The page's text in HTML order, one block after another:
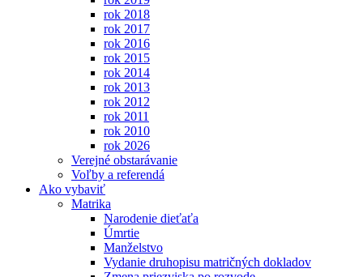
rok 2018
rok 2017
rok 2016
rok 2015
rok 2014
rok 2013
rok 2012
rok 2011
rok 2010
rok 2026
Verejné obstarávanie
Voľby a referendá
Ako vybaviť
Matrika
Narodenie dieťaťa
Úmrtie
Manželstvo
Vydanie druhopisu matričných dokladov